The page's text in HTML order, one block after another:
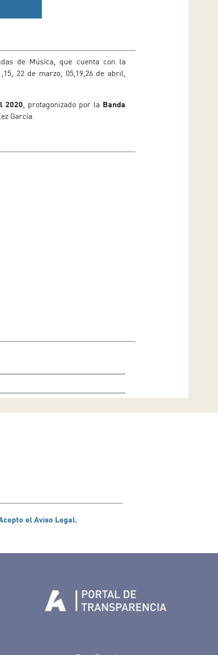
de Música, que cuenta con la
22 de marzo, 05,19,26 de abril,
2020, protagonizado por la Banda
García.
el Aviso Legal.
en Facebook
de Tenerife en Twitter
de Tenerife en Instagram
Whatsapp de Auditorio de Tenerife
al perfil de Auditorio de Tenerife en Youtube